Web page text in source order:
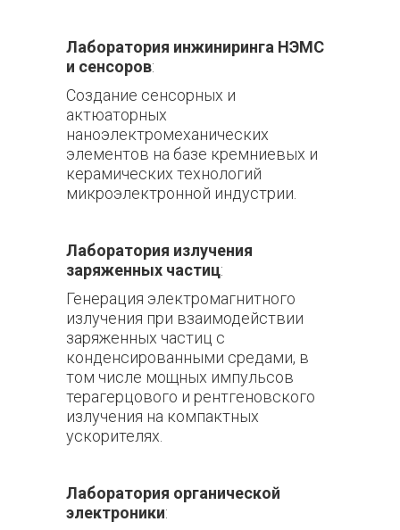
Лаборатория инжиниринга НЭМС
и сенсоров:
Создание сенсорных и
актюаторных
наноэлектромеханических
элементов на базе кремниевых и
керамических технологий
микроэлектронной индустрии.
Лаборатория излучения
заряженных частиц:
Генерация электромагнитного
излучения при взаимодействии
заряженных частиц с
конденсированными средами, в
том числе мощных импульсов
терагерцового и рентгеновского
излучения на компактных
ускорителях.
Лаборатория органической
электроники: